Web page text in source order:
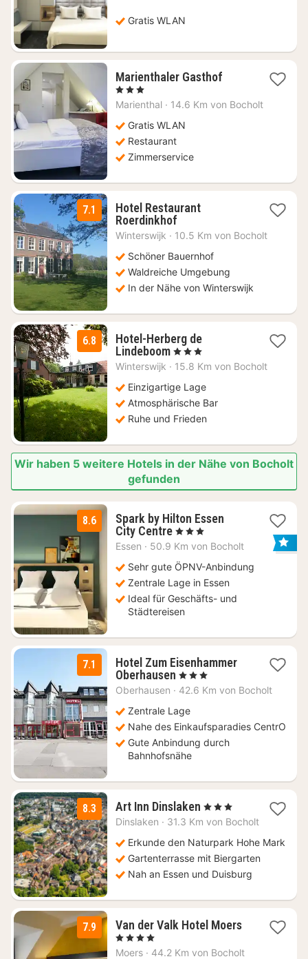
106,54
€
Gratis WLAN
Marienthaler Gasthof1
ab
, 3 Sterne
Marienthal · 14.6 Km von Bocholt
Gratis WLAN
Restaurant
Zimmerservice
7.1
Hotel Restaurant
Roerdinkhof1
Nacht
94
€
Winterswijk · 10.5 Km von Bocholt
Schöner Bauernhof
Waldreiche Umgebung
In der Nähe von Winterswijk
6.8
Hotel-Herberg de
Lindeboom1
Nacht
144,85
€
, 3 Sterne
Winterswijk · 15.8 Km von Bocholt
Einzigartige Lage
Atmosphärische Bar
Ruhe und Frieden
Wir haben 5 weitere Hotels in der Nähe von Bocholt
gefunden
8.6
Spark by Hilton Essen
City Centre3
Nächte
52,15
€
, 3 Sterne
Essen · 50.9 Km von Bocholt
Sehr gute ÖPNV-Anbindung
Zentrale Lage in Essen
Ideal für Geschäfts- und
Städtereisen
7.1
Hotel Zum Eisenhammer
Oberhausen 1
Nacht
89
€
, 3 Sterne
Oberhausen · 42.6 Km von Bocholt
Zentrale Lage
Nahe des Einkaufsparadies CentrO
Gute Anbindung durch
Bahnhofsnähe
8.3 Art Inn Dinslaken 3
Nächte
59
€
, 3 Sterne
Dinslaken · 31.3 Km von Bocholt
Erkunde den Naturpark Hohe Mark
Gartenterrasse mit Biergarten
Nah an Essen und Duisburg
7.9 Van der Valk Hotel Moers3
Nächte
ab
, 4 Sterne
Moers · 44.2 Km von Bocholt